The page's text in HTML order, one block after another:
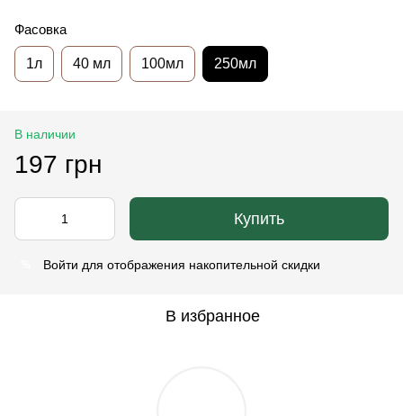
Фасовка
1л 40 мл 100мл 250мл
В наличии
197 грн
Купить
Войти для отображения накопительной скидки
В избранное